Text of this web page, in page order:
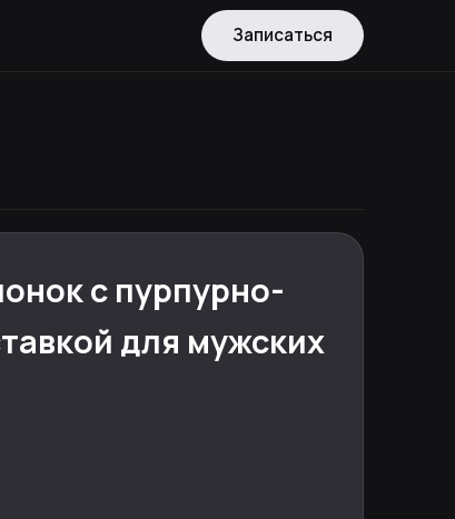
Записаться
с пурпурно-
для мужских